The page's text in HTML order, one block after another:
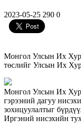
2023-05-25 290 0
Монгол Улсын Их
төслийг Улсын Их
Монгол Улсын Их
гэрээний дагуу
зохицуулалтыг
Иргэний нисэхийн